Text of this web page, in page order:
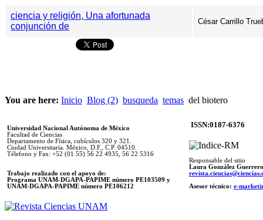
ciencia y religión, Una afortunada
conjunción de
César Carrillo
You are here: Inicio Blog (2) busqueda temas del biotero
Universidad Nacional Autónoma de México
Facultad de Ciencias
Departamento de Física, cubículos 320 y 321.
Ciudad Universitaria. México, D.F., C.P. 04510.
Télefono y Fax: +52 (01 55) 56 22 4935, 56 22 5316
Trabajo realizado con el apoyo de:
Programa UNAM-DGAPA-PAPIME número PE103509 y
UNAM-DGAPA-PAPIME número PE106212
ISSN:0187-6376
Responsable del sitio
Laura González Guerrero
Asesor técnico: e-